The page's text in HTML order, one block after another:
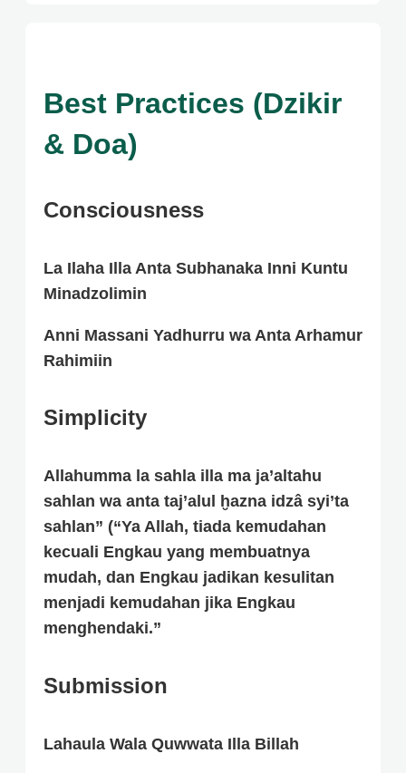
Best Practices (Dzikir
& Doa)
Consciousness
La Ilaha Illa Anta Subhanaka Inni Kuntu
Minadzolimin
Anni Massani Yadhurru wa Anta Arhamur
Rahimiin
Simplicity
Allahumma la sahla illa ma ja’altahu
sahlan wa anta taj’alul ḫazna idzâ syi’ta
sahlan” (“Ya Allah, tiada kemudahan
kecuali Engkau yang membuatnya
mudah, dan Engkau jadikan kesulitan
menjadi kemudahan jika Engkau
menghendaki.”
Submission
Lahaula Wala Quwwata Illa Billah